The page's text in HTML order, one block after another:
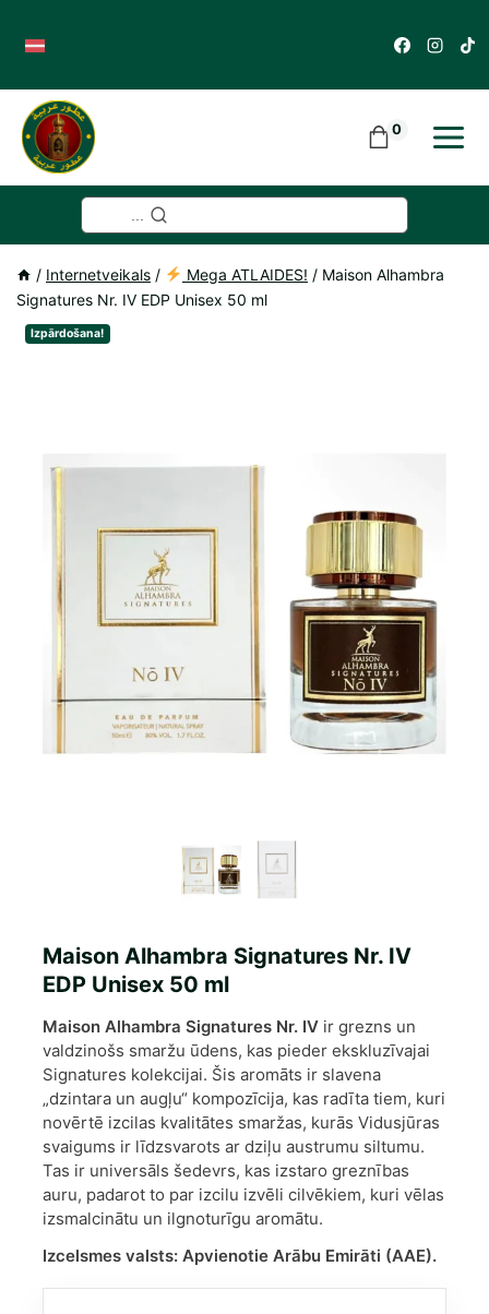
content
0
/ Internetveikals / Mega ATLAIDES! / Maison Alhambra
Signatures Nr. IV EDP Unisex 50 ml
Izpārdošana!
Maison Alhambra Signatures Nr. IV
EDP Unisex 50 ml
Maison Alhambra Signatures Nr. IV ir grezns un
valdzinošs smaržu ūdens, kas pieder ekskluzīvajai
Signatures kolekcijai. Šis aromāts ir slavena
„dzintara un augļu“ kompozīcija, kas radīta tiem, kuri
novērtē izcilas kvalitātes smaržas, kurās Vidusjūras
svaigums ir līdzsvarots ar dziļu austrumu siltumu.
Tas ir universāls šedevrs, kas izstaro greznības
auru, padarot to par izcilu izvēli cilvēkiem, kuri vēlas
izsmalcinātu un ilgnoturīgu aromātu.
Izcelsmes valsts: Apvienotie Arābu Emirāti (AAE).